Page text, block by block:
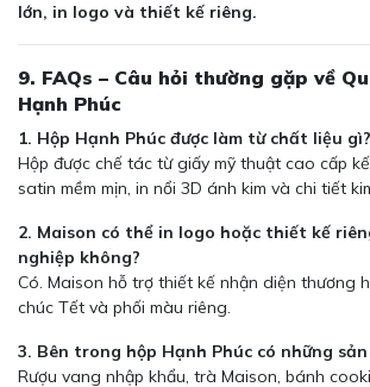
lớn, in logo và thiết kế riêng.
9. FAQs – Câu hỏi thường gặp về
Hạnh Phúc
1. Hộp Hạnh Phúc được làm từ chất liệu gì?
Hộp được chế tác từ giấy mỹ thuật cao cấp
satin mềm mịn, in nổi 3D ánh kim và chi tiết
2. Maison có thể in logo hoặc thiết kế
nghiệp không?
Có. Maison hỗ trợ thiết kế nhận diện thương
chúc Tết và phối màu riêng.
3. Bên trong hộp Hạnh Phúc có những
Rượu vang nhập khẩu, trà Maison, bánh